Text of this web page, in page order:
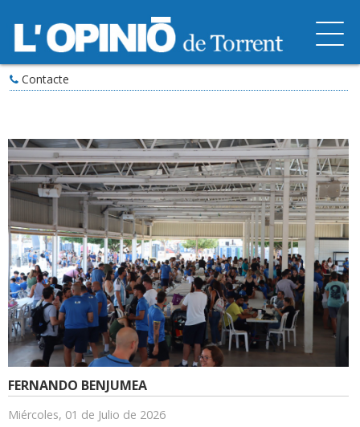
Contacte
FERNANDO BENJUMEA
Miércoles, 01 de Julio de 2026